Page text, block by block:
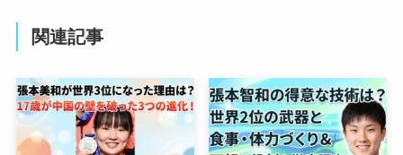
関連記事